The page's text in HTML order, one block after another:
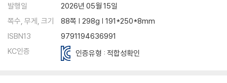
발행일
2026년 05월 15일
쪽수, 무게, 크기
88쪽 | 298g | 191*250*8mm
ISBN13
9791194636991
KC인증
인증유형 : 적합성확인